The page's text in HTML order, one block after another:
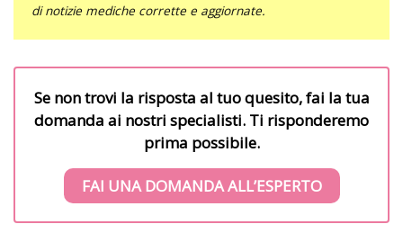
di notizie mediche corrette e aggiornate.
Se non trovi la risposta al tuo quesito, fai la tua
domanda ai nostri specialisti. Ti risponderemo
prima possibile.
FAI UNA DOMANDA ALL’ESPERTO